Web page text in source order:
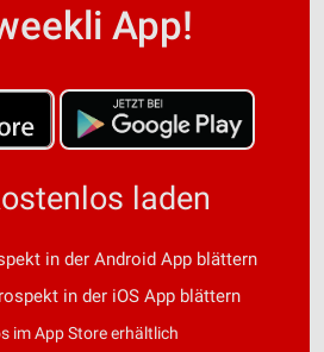
App!
laden
in der Android App blättern
in der iOS App blättern
im App Store erhältlich